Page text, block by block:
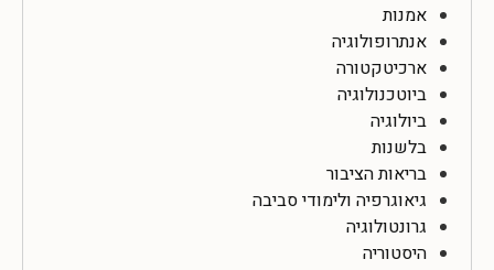
אמנות
אנתרופולוגיה
ארכיטקטורה
ביוטכנולוגיה
ביולוגיה
בלשנות
בריאות הציבור
גיאוגרפיה ולימודי סביבה
גרונטולוגיה
היסטוריה